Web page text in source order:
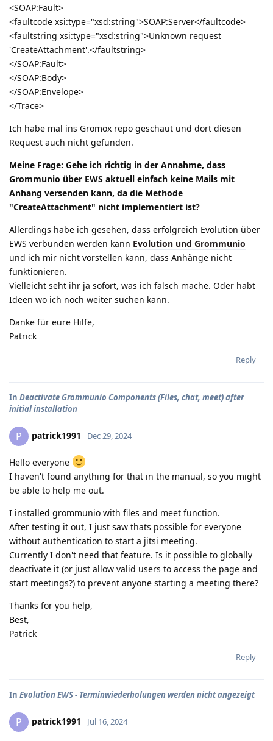
<SOAP:Fault>
<faultcode xsi:type="xsd:string">SOAP:Server</faultcode>
<faultstring xsi:type="xsd:string">Unknown request
'CreateAttachment'.</faultstring>
</SOAP:Fault>
</SOAP:Body>
</SOAP:Envelope>
</Trace>
Ich habe mal ins Gromox repo geschaut und dort diesen
Request auch nicht gefunden.
Meine Frage: Gehe ich richtig in der Annahme, dass
Grommunio über EWS aktuell einfach keine Mails mit
Anhang versenden kann, da die Methode
"CreateAttachment" nicht implementiert ist?
Allerdings habe ich gesehen, dass erfolgreich Evolution über
EWS verbunden werden kann Evolution und Grommunio
und ich mir nicht vorstellen kann, dass Anhänge nicht
funktionieren.
Vielleicht seht ihr ja sofort, was ich falsch mache. Oder habt
Ideen wo ich noch weiter suchen kann.
Danke für eure Hilfe,
Patrick
Reply
In Deactivate Grommunio Components (Files, chat, meet) after
initial installation
P patrick1991 Dec 29, 2024
Hello everyone
I haven't found anything for that in the manual, so you might
be able to help me out.
I installed grommunio with files and meet function.
After testing it out, I just saw thats possible for everyone
without authentication to start a jitsi meeting.
Currently I don't need that feature. Is it possible to globally
deactivate it (or just allow valid users to access the page and
start meetings?) to prevent anyone starting a meeting there?
Thanks for you help,
Best,
Patrick
Reply
In Evolution EWS - Terminwiederholungen werden nicht angezeigt
P patrick1991 Jul 16, 2024